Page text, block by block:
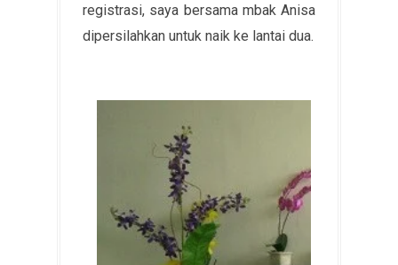
registrasi, saya bersama mbak Anisa
dipersilahkan untuk naik ke lantai dua.